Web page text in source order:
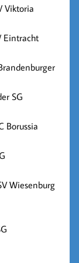
Viktoria
Eintracht
SG
Borussia
Wiesenburg